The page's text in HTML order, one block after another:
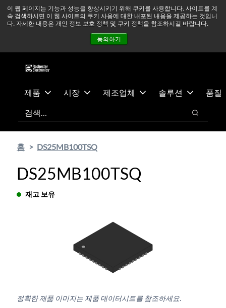
이 웹 페이지는 기능과 성능을 향상시키기 위해 쿠키를 사용합니다. 사이트를 계
속 검색하시면 이 웹 사이트의 쿠키 사용에 대한 내포된 내용을 제공하는 것입니
다. 자세한 내용은 개인 정보 보호 정책 및 쿠키 정책을 참조하시길 바랍니다.
동의하기
츠
건
중동 지역 상황을 지속적으로 주시하고 있으며, 모든 서비스는
정상적으로 운영되고 있습니다. 더 읽어보기 →
뉴스
문의하기
제품 시장 제조업체 솔루션
품질
검색
검색
홈 DS25MB100TSQ
DS25MB100TSQ
재고 보유
정확한 제품 이미지는 제품 데이터시트를 참조하세요.